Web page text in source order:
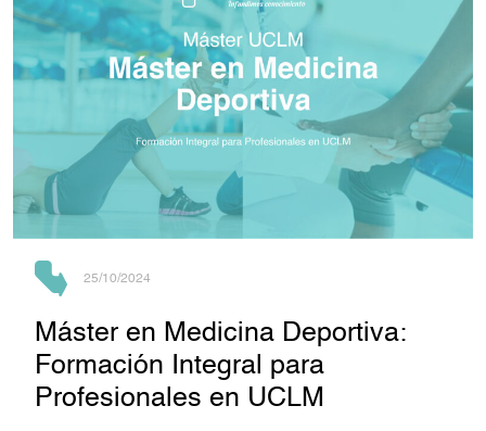
25/10/2024
Máster en Medicina Deportiva:
Formación Integral para
Profesionales en UCLM